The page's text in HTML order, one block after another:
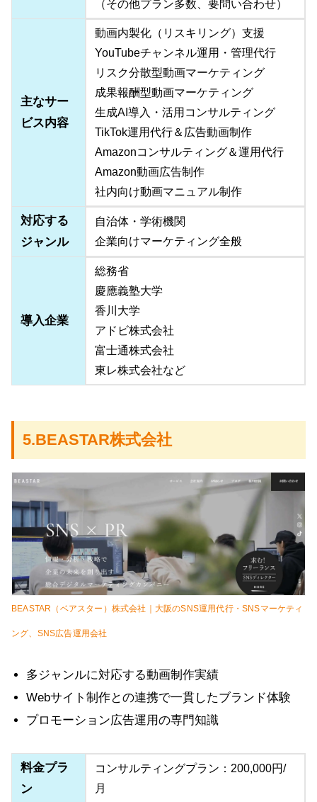
（その他プラン多数、要問い合わせ）
主なサー
ビス内容
動画内製化（リスキリング）支援
YouTubeチャンネル運用・管理代行
リスク分散型動画マーケティング
成果報酬型動画マーケティング
生成AI導入・活用コンサルティング
TikTok運用代行＆広告動画制作
Amazonコンサルティング＆運用代行
Amazon動画広告制作
社内向け動画マニュアル制作
対応する
ジャンル
自治体・学術機関
企業向けマーケティング全般
導入企業
総務省
慶應義塾大学
香川大学
アドビ株式会社
富士通株式会社
東レ株式会社など
5.BEASTAR株式会社
BEASTAR（ベアスター）株式会社｜大阪のSNS運用代行・SNSマーケティ
ング、SNS広告運用会社
多ジャンルに対応する動画制作実績
Webサイト制作との連携で一貫したブランド体験
プロモーション広告運用の専門知識
料金プラ
ン
コンサルティングプラン：200,000円/
月